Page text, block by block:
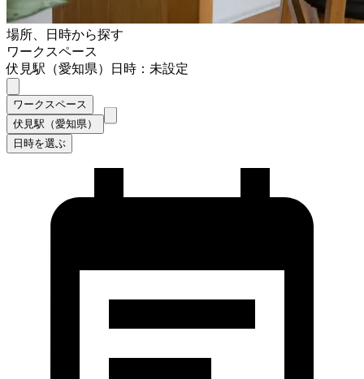
場所、日時から探す
ワークスペース
伏見駅（愛知県）
日時：未設定
ワークスペース
伏見駅（愛知県）
日時を選ぶ